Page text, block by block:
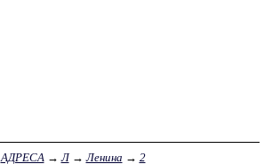
АДРЕСА →Л→Ленина → 2